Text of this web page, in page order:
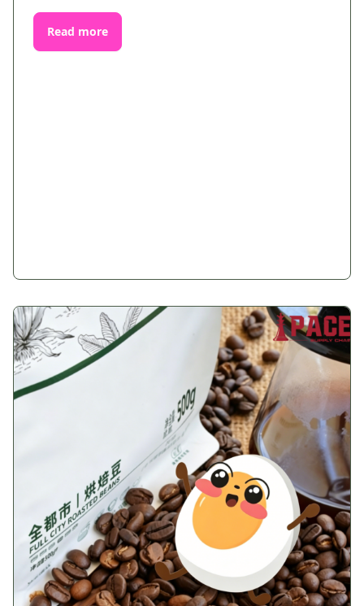
Read more